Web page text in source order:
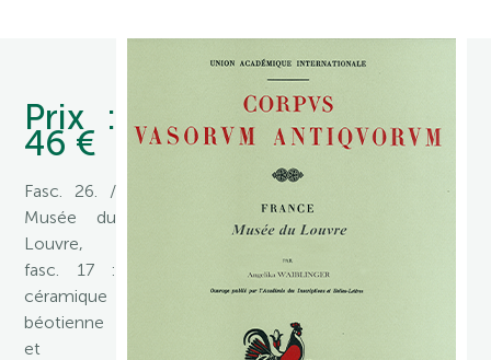
Prix :
46 €
Fasc. 26. /
Musée du
Louvre,
fasc. 17 :
céramique
béotienne
et